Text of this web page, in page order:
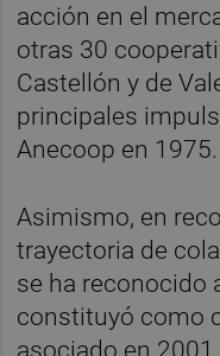
acción en el
otras 30
Castellón y de
principales
Anecoop en 1975.
Asimismo, en
trayectoria de
se ha reconocido
constituyó como
asociado en